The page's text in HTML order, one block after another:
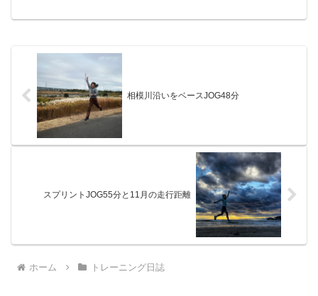
相模川沿いをベースJOG48分
スプリントJOG55分と11月の走行距離
ホーム トレーニング日誌